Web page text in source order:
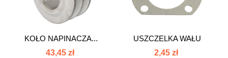
KOŁO NAPINACZA...
43,45 zł
USZCZELKA WAŁU
PRZEDNIEGO...
2,45 zł